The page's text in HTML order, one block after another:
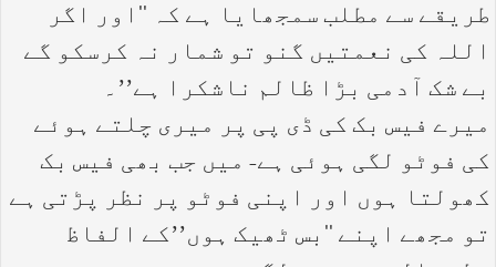
طریقے سے مطلب سمجھایا ہے کہ ‘‘اور اگر
اللہ کی نعمتیں گنو تو شمار نہ کرسکو گے
بے شک آدمی بڑا ظالم ناشکرا ہے’’۔
میرے فیس بک کی ڈی پی پر میری چلتے ہوئے
کی فوٹو لگی ہوئی ہے- میں جب بھی فیس بک
کھولتا ہوں اور اپنی فوٹو پر نظر پڑتی ہے
تو مجھے اپنے ‘‘بس ٹھیک ہوں’’کے الفاظ